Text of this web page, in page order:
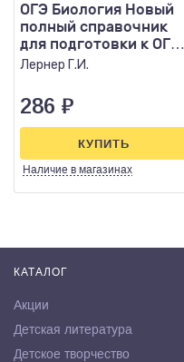
ОГЭ Биология Новый
полный справочник
для подготовки к ОГЭ
ТРК (тв)
Лернер Г.И.
286 ₽
Наличие в магазинах
КУПИТЬ
КАТАЛОГ
Акции
Детская литература
Детское творчество